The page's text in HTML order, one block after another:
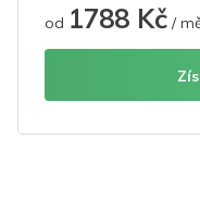
od 1788 Kč /